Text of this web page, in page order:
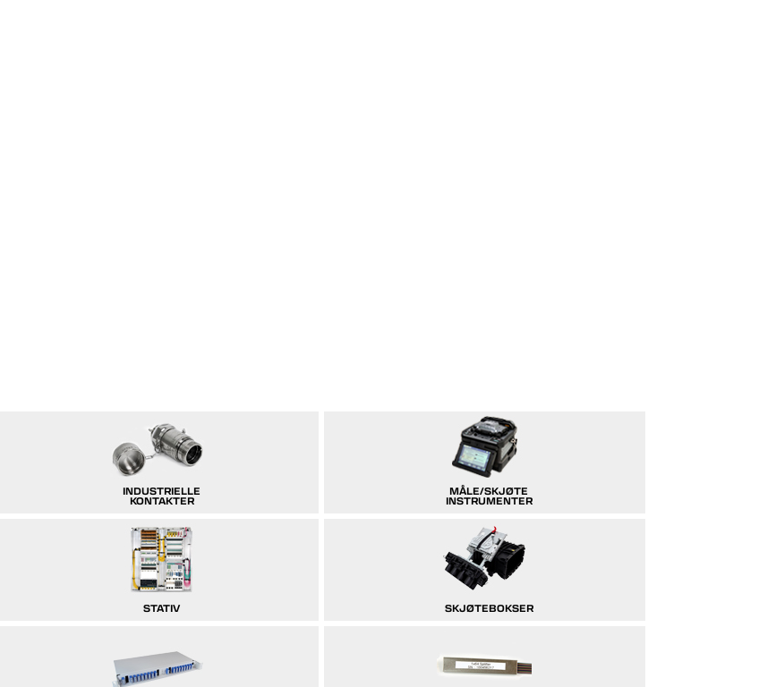
INDUSTRIELLE
KONTAKTER
MÅLE/SKJØTE
INSTRUMENTER
STATIV SKJØTEBOKSER